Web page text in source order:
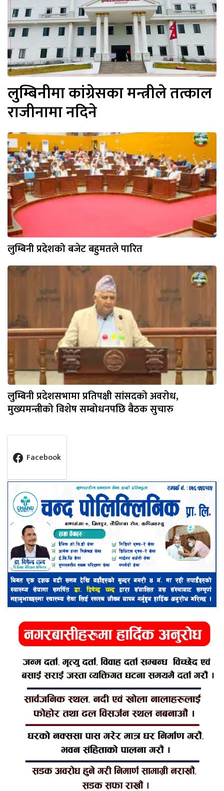
लुम्बिनीमा कांग्रेसका मन्त्रीले तत्काल
राजीनामा नदिने
लुम्बिनी प्रदेशको बजेट बहुमतले पारित
लुम्बिनी प्रदेशसभामा प्रतिपक्षी सांसदको अवरोध,
मुख्यमन्त्रीको विशेष सम्बोधनपछि बैठक सुचारु
Facebook